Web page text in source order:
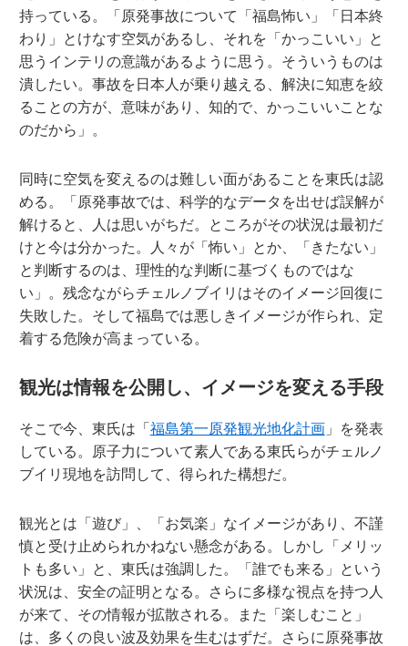
持っている。「原発事故について「福島怖い」「日本終
わり」とけなす空気があるし、それを「かっこいい」と
思うインテリの意識があるように思う。そういうものは
潰したい。事故を日本人が乗り越える、解決に知恵を絞
ることの方が、意味があり、知的で、かっこいいことな
のだから」。
同時に空気を変えるのは難しい面があることを東氏は認
める。「原発事故では、科学的なデータを出せば誤解が
解けると、人は思いがちだ。ところがその状況は最初だ
けと今は分かった。人々が「怖い」とか、「きたない」
と判断するのは、理性的な判断に基づくものではな
い」。残念ながらチェルノブイリはそのイメージ回復に
失敗した。そして福島では悪しきイメージが作られ、定
着する危険が高まっている。
観光は情報を公開し、イメージを変える手段
そこで今、東氏は「 福島第一原発観光地化計画」を発表
している。原子力について素人である東氏らがチェルノ
ブイリ現地を訪問して、得られた構想だ。
観光とは「遊び」、「お気楽」なイメージがあり、不謹
慎と受け止められかねない懸念がある。しかし「メリッ
トも多い」と、東氏は強調した。「誰でも来る」という
状況は、安全の証明となる。さらに多様な視点を持つ人
が来て、その情報が拡散される。また「楽しむこと」
は、多くの良い波及効果を生むはずだ。さらに原発事故